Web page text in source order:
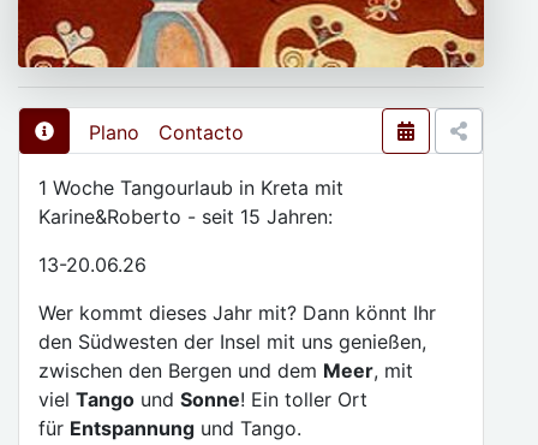
Plano Contacto
1 Woche Tangourlaub in Kreta mit
Karine&Roberto - seit 15 Jahren:
13-20.06.26
Wer kommt dieses Jahr mit? Dann könnt Ihr
den Südwesten der Insel mit uns genießen,
zwischen den Bergen und dem Meer, mit
viel Tango und Sonne! Ein toller Ort
für Entspannung und Tango.